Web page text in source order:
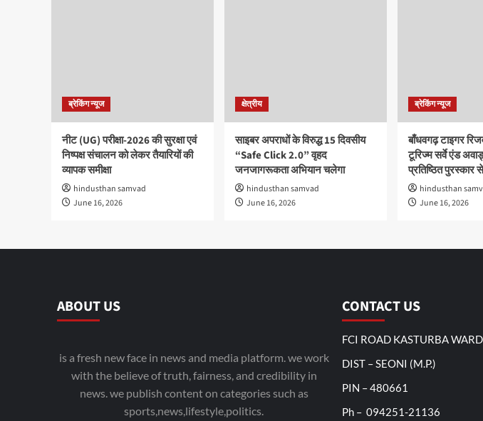
ब्रेकिंग न्यूज
नीट (UG) परीक्षा-2026 की सुरक्षा एवं
निष्पक्ष संचालन को लेकर तैयारियों की
व्यापक समीक्षा
hindusthan samvad
June 16, 2026
क्षेत्रीय
साइबर अपराधों के विरुद्ध 15 दिवसीय
“Safe Click 2.0” वृहद
जनजागरूकता अभियान चलेगा
hindusthan samvad
June 16, 2026
ब्रेकिंग न्यूज
बाँधवगढ़ टाइगर
टूरिज्म सर्वे एंड
प्रतिष्ठित पुरस्कार
hindusthan
June 16, 2026
ABOUT US
is a fresh new face in news and media platform. we work
with the believe of truth, fairness, and credibility in
news. we publish content on categories such as
sports,news,lifestyle,politics.
CONTACT US
FCI ROAD KASTURBA WARD
DIST – SEONI (M.P.)
PIN – 480661
Ph – 094251-21136